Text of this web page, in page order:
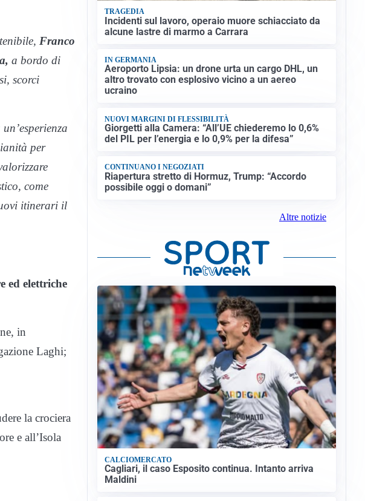
Franco
a bordo di
scorci
per
come
itinerari il
ed elettriche
in
Laghi;
la crociera
e all’Isola
TRAGEDIA
Incidenti sul lavoro, operaio muore schiacciato da
alcune lastre di marmo a Carrara
IN GERMANIA
Aeroporto Lipsia: un drone urta un cargo DHL, un
altro trovato con esplosivo vicino a un aereo
ucraino
NUOVI MARGINI DI FLESSIBILITÀ
Giorgetti alla Camera: “All’UE chiederemo lo 0,6%
del PIL per l’energia e lo 0,9% per la difesa”
CONTINUANO I NEGOZIATI
Riapertura stretto di Hormuz, Trump: “Accordo
possibile oggi o domani”
Altre notizie
CALCIOMERCATO
Cagliari, il caso Esposito continua. Intanto arriva
Maldini